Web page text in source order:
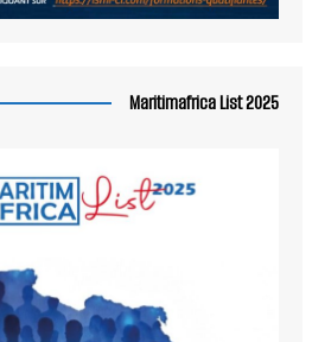
Maritimafrica List 2025